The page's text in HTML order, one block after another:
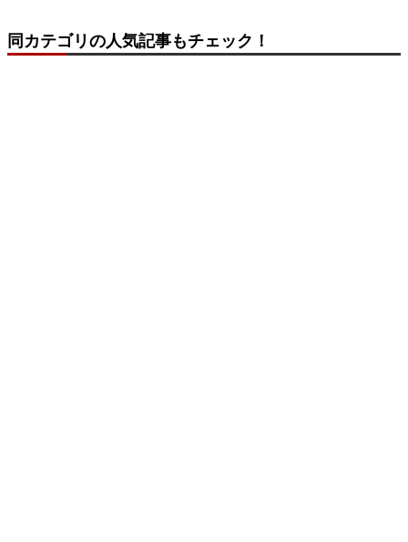
同カテゴリの人気記事もチェック！